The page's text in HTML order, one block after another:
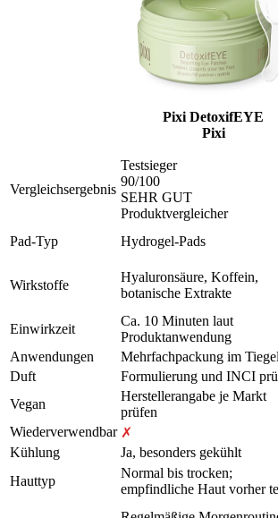
Pixi DetoxifEYE
Pixi
Vergleichsergebnis
Testsieger
90/100
SEHR GUT
Produktvergleicher
Pad-Typ
Hydrogel-Pads
Wirkstoffe
Hyaluronsäure, Koffein,
botanische Extrakte
Einwirkzeit
Ca. 10 Minuten laut
Produktanwendung
Anwendungen
Mehrfachpackung im Tiegel
Duft
Formulierung und INCI
Vegan
Herstellerangabe je Markt
prüfen
Wiederverwendbar ✗
Kühlung
Ja, besonders gekühlt
Hauttyp
Normal bis trocken;
empfindliche Haut vorher